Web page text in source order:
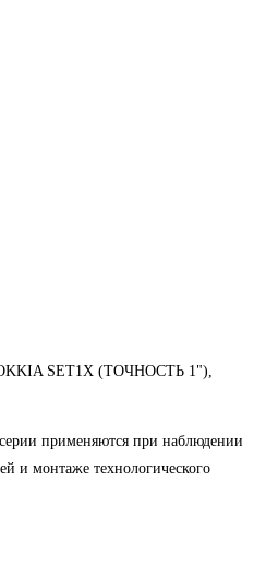
SET1X (ТОЧНОСТЬ 1"),
применяются при наблюдении
и монтаже технологического